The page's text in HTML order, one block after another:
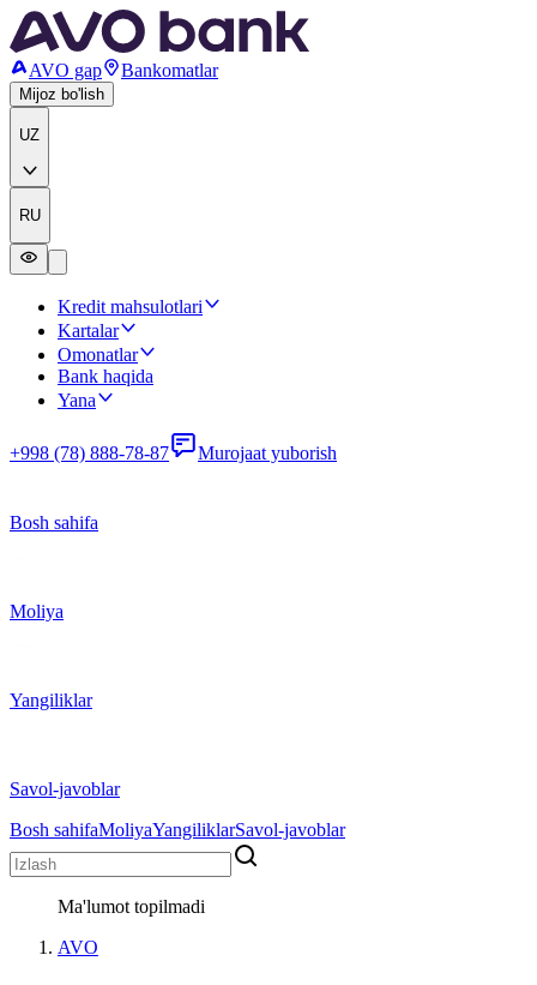
AVO gap Bankomatlar
Mijoz bo'lish
UZ
RU
Kredit mahsulotlari
Kartalar
Omonatlar
Bank haqida
Yana
+998 (78) 888-78-87 Murojaat yuborish
Bosh sahifa
Moliya
Yangiliklar
Savol-javoblar
Bosh sahifaMoliyaYangiliklarSavol-javoblar
Ma'lumot topilmadi
AVO